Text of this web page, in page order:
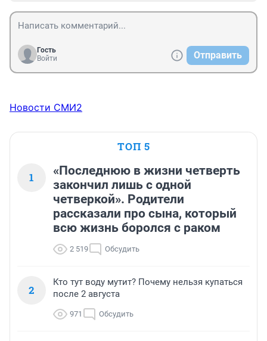
Гость
Войти
Отправить
Новости СМИ2
ТОП 5
1
«Последнюю в жизни четверть
закончил лишь с одной
четверкой». Родители
рассказали про сына, который
всю жизнь боролся с раком
2 519 Обсудить
2
Кто тут воду мутит? Почему нельзя купаться
после 2 августа
971 Обсудить